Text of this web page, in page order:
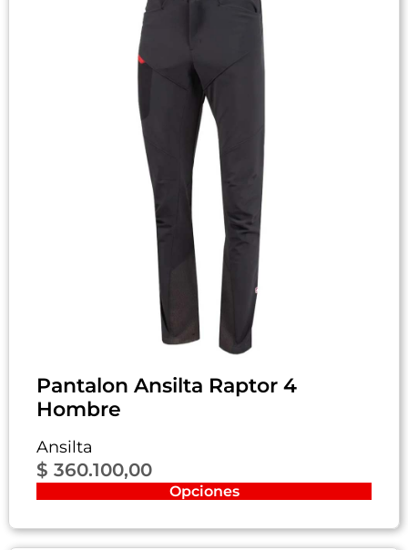
Pantalon Ansilta Raptor 4
Hombre
Ansilta
$ 360.100,00
Opciones